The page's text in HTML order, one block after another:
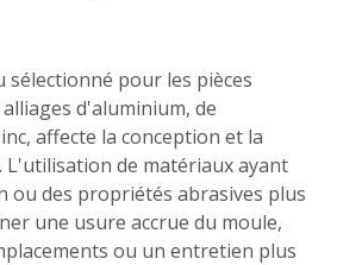
sélectionné pour les pièces
d'aluminium, de
affecte la conception et la
L'utilisation de matériaux ayant
ou des propriétés abrasives plus
une usure accrue du moule,
ou un entretien plus